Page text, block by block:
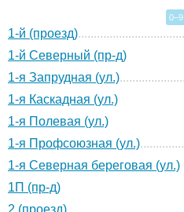
0–9
1-й (проезд)
1-й Северный (пр-д)
1-я Запрудная (ул.)
1-я Каскадная (ул.)
1-я Полевая (ул.)
1-я Профсоюзная (ул.)
1-я Северная береговая (ул.)
1П (пр-д)